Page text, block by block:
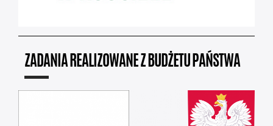
ZADANIA REALIZOWANE Z BUDŻETU PAŃSTWA